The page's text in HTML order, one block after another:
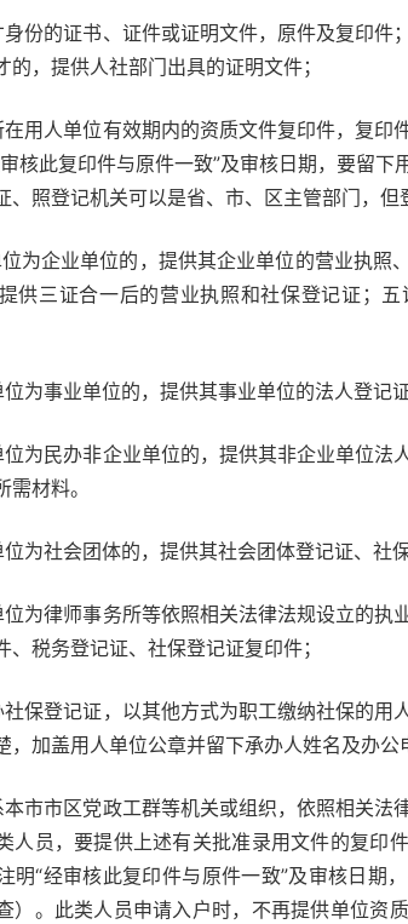
份的证书、证件或证明文件，原件及复印件
的，提供人社部门出具的证明文件；
用人单位有效期内的资质文件复印件，复印
核此复印件与原件一致”及审核日期，要留
、照登记机关可以是省、市、区主管部门，但
位为企业单位的，提供其企业单位的营业执
提供三证合一后的营业执照和社保登记证；
位为事业单位的，提供其事业单位的法人登记
位为民办非企业单位的，提供其非企业单位
材料。
位为社会团体的，提供其社会团体登记证、社
位为律师事务所等依照相关法律法规设立的
、税务登记证、社保登记证复印件；
社保登记证，以其他方式为职工缴纳社保的
，加盖用人单位公章并留下承办人姓名及办公
市市区党政工群等机关或组织，依照相关法
人员，要提供上述有关批准录用文件的复印
明“经审核此复印件与原件一致”及审核日期
）。此类人员申请入户时，不再提供单位资